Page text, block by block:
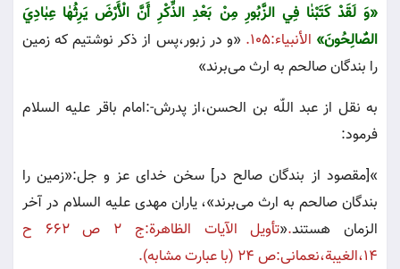
«وَ لَقَدْ كَتَبْنٰا فِي الزَّبُورِ مِنْ‌ بَعْدِ الذِّكْرِ أَنَّ‌ الْأَرْضَ‌ يَرِثُهٰا عِبٰادِيَ‌
الصّٰالِحُونَ‌» الأنبياء:١٠٥.
«و در زبور،پس از ذكر نوشتيم كه زمين
را بندگان صالحم به ارث مى‌برند»
به نقل از عبد اللّٰه بن الحسن،از پدرش-:امام باقر عليه السلام
فرمود:
«[مقصود از بندگان صالح در] سخن خداى عز و جل:«زمين را
بندگان صالحم به ارث مى‌برند»، ياران مهدى عليه السلام در آخر
الزمان هستند ».
تأويل الآيات الظاهرة:ج ٢ ص ٦٦٢ ح
١٤،الغيبة،نعمانى:ص ٢٤ (با عبارت مشابه)
.